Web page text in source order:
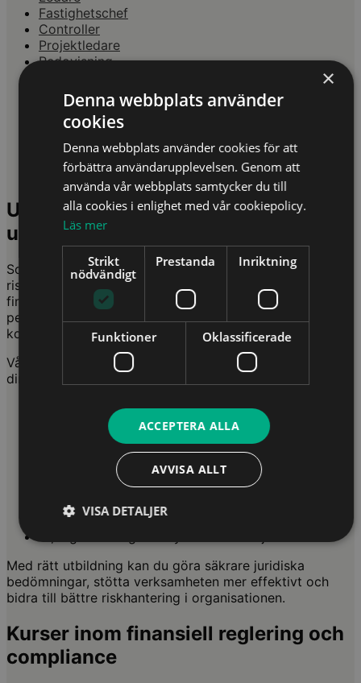
Fastighetschef
Controller
Projektledare
Redovisning
Compliance
Compliance officer
Företagsledning
People & Culture Manager
Personalansvar
Förhandlare
Utbildningar för bankjurist – håll dig
uppdaterad i en reglerad miljö
Som bankjurist arbetar du i en bransch där juridik, affär,
risk och regelverk möts. Rollen kräver god förståelse för
finansiell reglering, avtalsrätt, kreditfrågor,
penningtvättsregelverk, GDPR, intern styrning och
kontakten med myndigheter.
Våra utbildningar för bankjurister hjälper dig att utveckla
din kompetens inom områden som:
bank- och finansreglering
compliance och regelefterlevnad
penningtvätt och AML
kredit, säkerheter och finansiella avtal
börs- och värdepappersrätt
betaltjänster och finansiella produkter
GDPR och dataskydd inom bank och finans
hållbarhetsreglering och rapportering
Med rätt utbildning kan du göra säkrare juridiska
bedömningar, stötta verksamheten mer effektivt och
bidra till bättre riskhantering i organisationen.
Kurser inom finansiell reglering och
compliance
×
Denna webbplats använder
cookies
Denna webbplats använder cookies för att
förbättra användarupplevelsen. Genom att
använda vår webbplats samtycker du till
alla cookies i enlighet med vår cookiepolicy.
Läs mer
Strikt
nödvändigt
Prestanda Inriktning
Funktioner Oklassificerade
ACCEPTERA ALLA
AVVISA ALLT
VISA DETALJER